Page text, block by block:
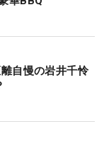
自慢の岩井千怜